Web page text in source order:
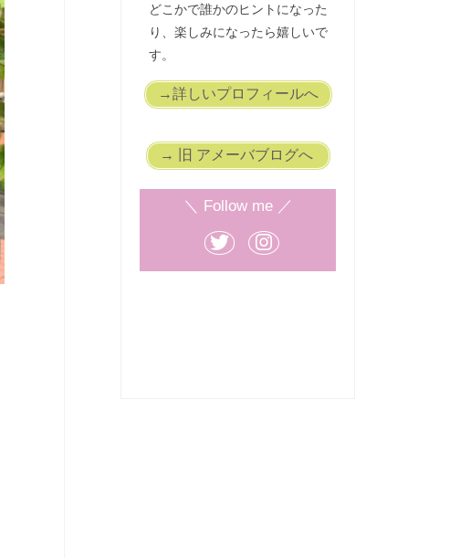
どこかで誰かのヒントになった
り、楽しみになったら嬉しいで
す。
→詳しいプロフィールへ
→ 旧 アメーバブログへ
＼ Follow me ／